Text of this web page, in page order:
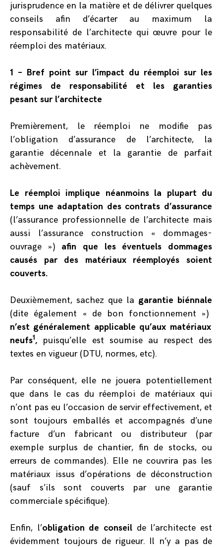
jurisprudence en la matière et de délivrer quelques
conseils afin d’écarter au maximum la
responsabilité de l’architecte qui œuvre pour le
réemploi des matériaux.
1 –
Bref point sur l’impact du réemploi sur les
régimes de responsabilité et les garanties
pesant sur l’architecte
Premièrement, le réemploi ne modifie pas
l’obligation d’assurance de l’architecte, la
garantie décennale et la garantie de parfait
achèvement.
Le réemploi implique néanmoins la plupart du
temps une adaptation des contrats d’assurance
(l’assurance professionnelle de l’architecte mais
aussi l’assurance construction « dommages-
ouvrage ») afin que les éventuels dommages
causés par des matériaux réemployés soient
couverts.
Deuxièmement, sachez que la garantie biénnale
(dite également « de bon fonctionnement »)
n’est généralement applicable qu’aux matériaux
neufs1, puisqu’elle est soumise au respect des
textes en vigueur (DTU, normes, etc).
Par conséquent, elle ne jouera potentiellement
que dans le cas du réemploi de matériaux qui
n’ont pas eu l’occasion de servir effectivement, et
sont toujours emballés et accompagnés d’une
facture d’un fabricant ou distributeur (par
exemple surplus de chantier, fin de stocks, ou
erreurs de commandes). Elle ne couvrira pas les
matériaux issus d’opérations de déconstruction
(sauf s’ils sont couverts par une garantie
commerciale spécifique).
Enfin, l’obligation de conseil de l’architecte est
évidemment toujours de rigueur. Il n’y a pas de